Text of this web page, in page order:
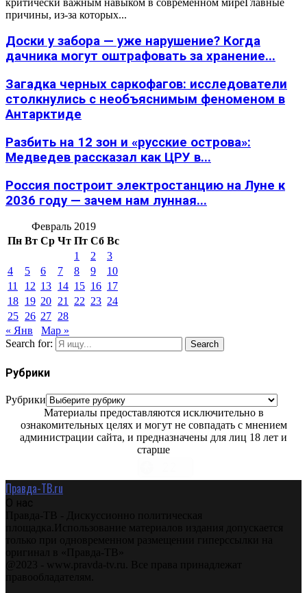
причины, из-за которых...
Доски у забора — уже нарушение? Когда
дачника могут оштрафовать за хранение...
Загадка черных саркофагов: исследователи
столкнулись с необъяснимым феноменом в
Антарктиде
Разбить на 12 зон и «русские острова»:
Медведев рассказал как ЦРУ в...
Россия построит электростанцию на Луне к
2036 году — зачем нам лунная...
Февраль 2019
Пн Вт Ср Чт Пт Сб Вс
1
2
3
4
5 6 7 8 9
10
11
12 13 14 15 16 17
18 19 20 21 22 23 24
25 26 27 28
« Янв
Мар »
Search for:
Search
Рубрики
Рубрики
Материалы предоставляются исключительно в
ознакомительных целях и могут не совпадать с мнением
администрации сайта, и предназначены для лиц 18 лет и
старше
Правда-ТВ.ru
О нас
Правда-ТВ - Дискуссионно политическая
площадка.Использование материалов издания допускается
только при одновременном размещении гиперссылки на
оригинал в «Правда-ТВ»
@2023 - www.pravda-tv.ru. Все права принадлежат
правообладателям.